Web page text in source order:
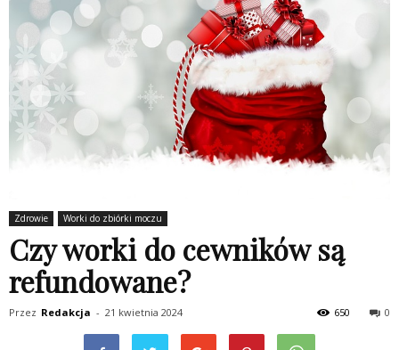
Zdrowie Worki do zbiórki moczu
Czy worki do cewników są
refundowane?
Przez Redakcja - 21 kwietnia 2024 0
650